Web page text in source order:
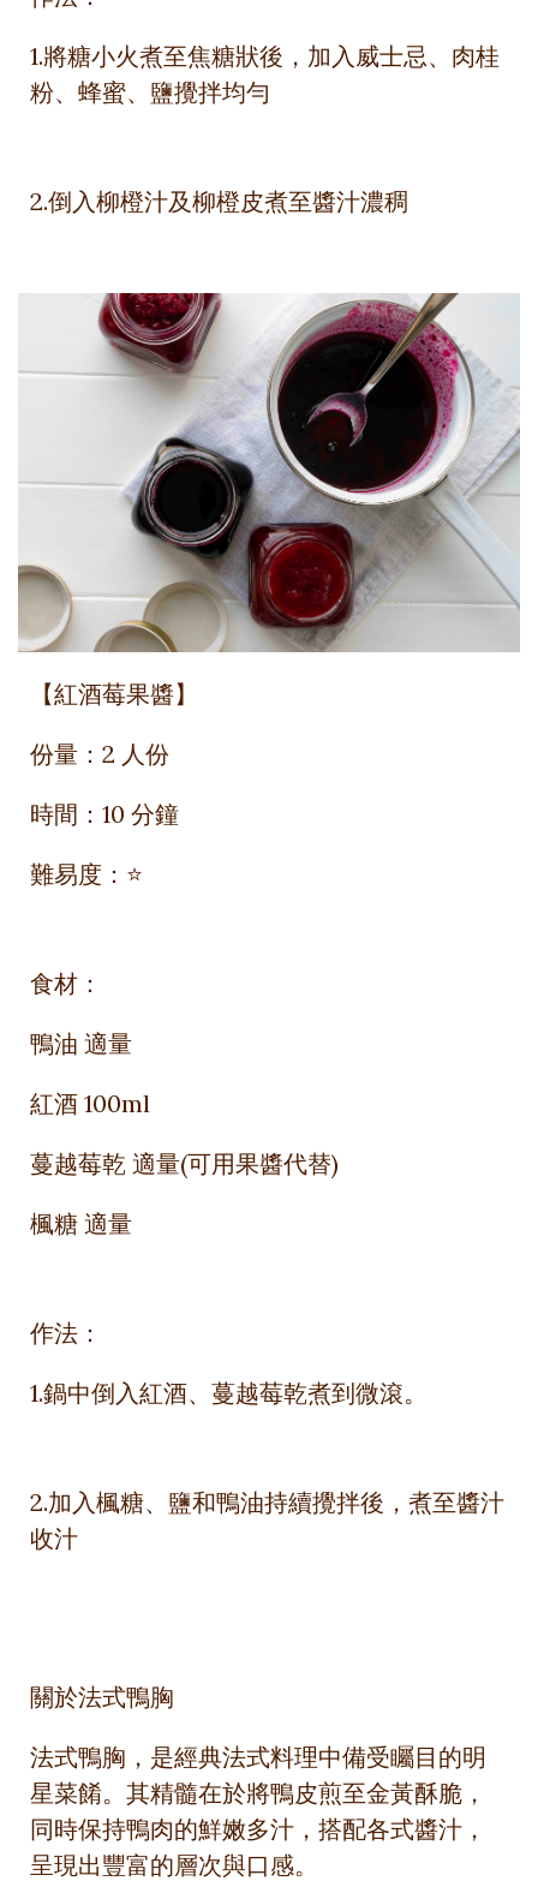
1.將糖小火煮至焦糖狀後，加入威士忌、肉桂
粉、蜂蜜、鹽攪拌均勻
2.倒入柳橙汁及柳橙皮煮至醬汁濃稠
【紅酒莓果醬】
份量： 2 人份
時間： 10 分鐘
難易度： ⭐
食材：
鴨油 適量
紅酒 100ml
蔓越莓乾 適量(可用果醬代替)
楓糖 適量
作法：
1.鍋中倒入紅酒、蔓越莓乾煮到微滾。
2.加入楓糖、鹽和鴨油持續攪拌後，煮至醬汁
收汁
關於法式鴨胸
法式鴨胸，是經典法式料理中備受矚目的明
星菜餚。其精髓在於將鴨皮煎至金黃酥脆，
同時保持鴨肉的鮮嫩多汁，搭配各式醬汁，
呈現出豐富的層次與口感。